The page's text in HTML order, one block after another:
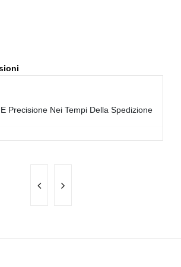
Precisione Nei Tempi Della Spedizione